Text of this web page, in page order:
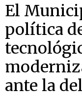
El
política
ante la